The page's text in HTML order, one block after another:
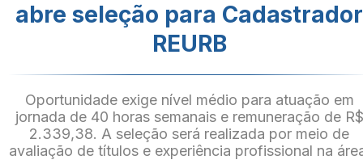
abre seleção para Cadastrador
REURB
Oportunidade exige nível médio para atuação em
jornada de 40 horas semanais e remuneração de R$
2.339,38. A seleção será realizada por meio de
avaliação de títulos e experiência profissional na